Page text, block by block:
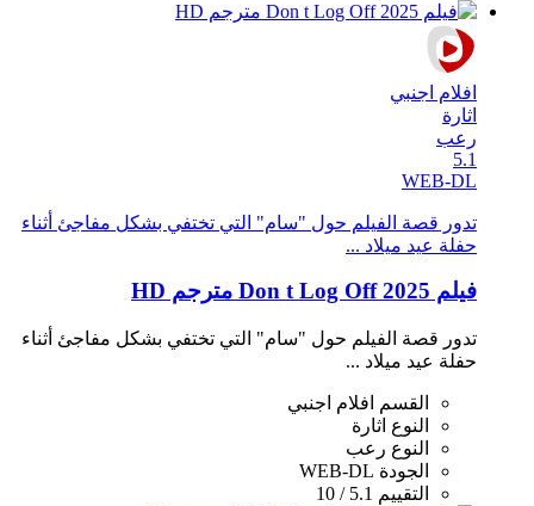
افلام اجنبي
اثارة
رعب
5.1
WEB-DL
تدور قصة الفيلم حول "سام" التي تختفي بشكل مفاجئ أثناء
حفلة عيد ميلاد ...
فيلم Don t Log Off 2025 مترجم HD
تدور قصة الفيلم حول "سام" التي تختفي بشكل مفاجئ أثناء
حفلة عيد ميلاد ...
القسم
افلام اجنبي
النوع اثارة
النوع رعب
الجودة WEB-DL
التقييم 5.1 / 10